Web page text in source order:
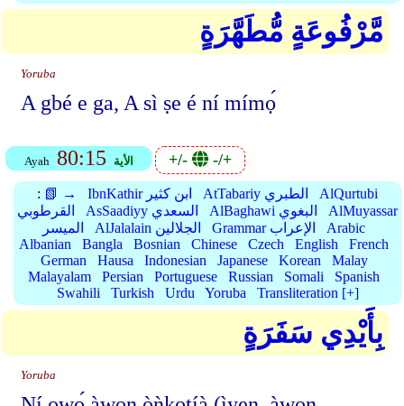
مَّرْفُوعَةٍ مُّطَهَّرَةٍ
Yoruba
A gbé e ga, A sì ṣe é ní mímọ́
Ayah 80:15 الأية +/- -/+
: 📗 → IbnKathir ابن كثير AtTabariy الطبري
AlQurtubi
القرطوبي
AsSaadiyy السعدي AlBaghawi البغوي
AlMuyassar
الميسر
AlJalalain الجلالين Grammar الإعراب
Arabic
Albanian
Bangla Bosnian Chinese Czech English
French
German
Hausa Indonesian Japanese Korean
Malay
Malayalam
Persian Portuguese Russian Somali
Spanish
Swahili
Turkish Urdu Yoruba Transliteration [+]
بِأَيْدِي سَفَرَةٍ
Yoruba